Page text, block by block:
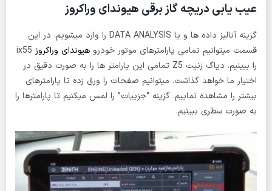
عیب یابی دریچه گاز برقی هیوندای وراکروز
گزینه آنالیز داده ها و یا DATA ANALYSIS را وارد میشویم. در این
قسمت میتوانیم تمامی پارامترهای موتور خودرو هیوندای وراکروز ix55
را ببینیم. دیاگ زنیت Z5 تمامی این پارامتر ها را به صورت دقیق در
اختیار ما خواهد گذاشت. میتوانیم صفحات را ورق زده تا پارامترهای
بیشتر را مشاهده نماییم. گزینه “جزییات” را لمس میکنیم تا پارامترها را
به صورت سطری ببینیم.